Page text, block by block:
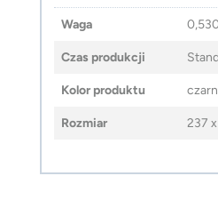
Waga
Czas produkcji
Kolor produktu
Rozmiar 237